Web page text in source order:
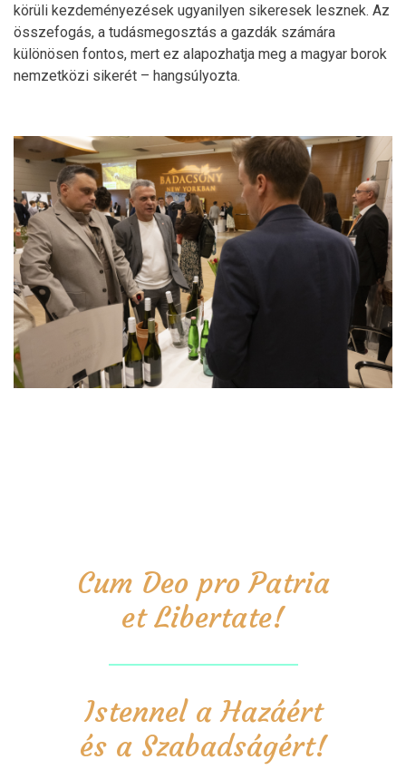
körüli kezdeményezések ugyanilyen sikeresek lesznek. Az
összefogás, a tudásmegosztás a gazdák számára
különösen fontos, mert ez alapozhatja meg a magyar borok
nemzetközi sikerét – hangsúlyozta.
Cum Deo pro Patria
et Libertate!
Istennel a Hazáért
és a Szabadságért!